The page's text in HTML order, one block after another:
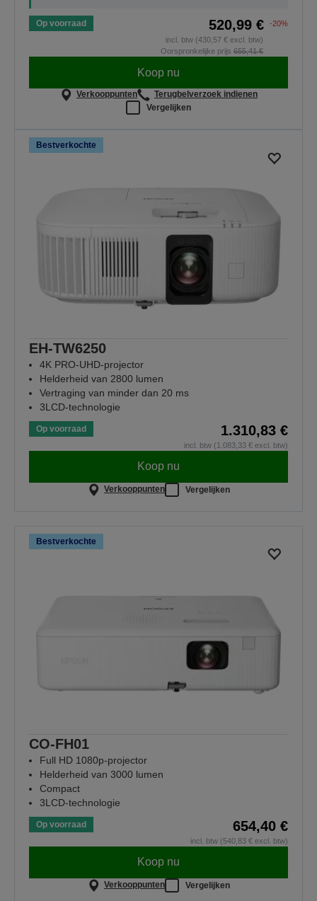
Op voorraad 520,99 €
-20%
incl. btw (430,57 € excl. btw)
Oorspronkelijke prijs 655,41 €
Koop nu
Verkooppunten
Terugbelverzoek indienen
Vergelijken
Bestverkochte
EH-TW6250
4K PRO-UHD-projector
Helderheid van 2800 lumen
Vertraging van minder dan 20 ms
3LCD-technologie
Op voorraad 1.310,83 €
incl. btw (1.083,33 € excl. btw)
Koop nu
Verkooppunten Vergelijken
Bestverkochte
CO-FH01
Full HD 1080p-projector
Helderheid van 3000 lumen
Compact
3LCD-technologie
Op voorraad 654,40 €
incl. btw (540,83 € excl. btw)
Koop nu
Verkooppunten Vergelijken